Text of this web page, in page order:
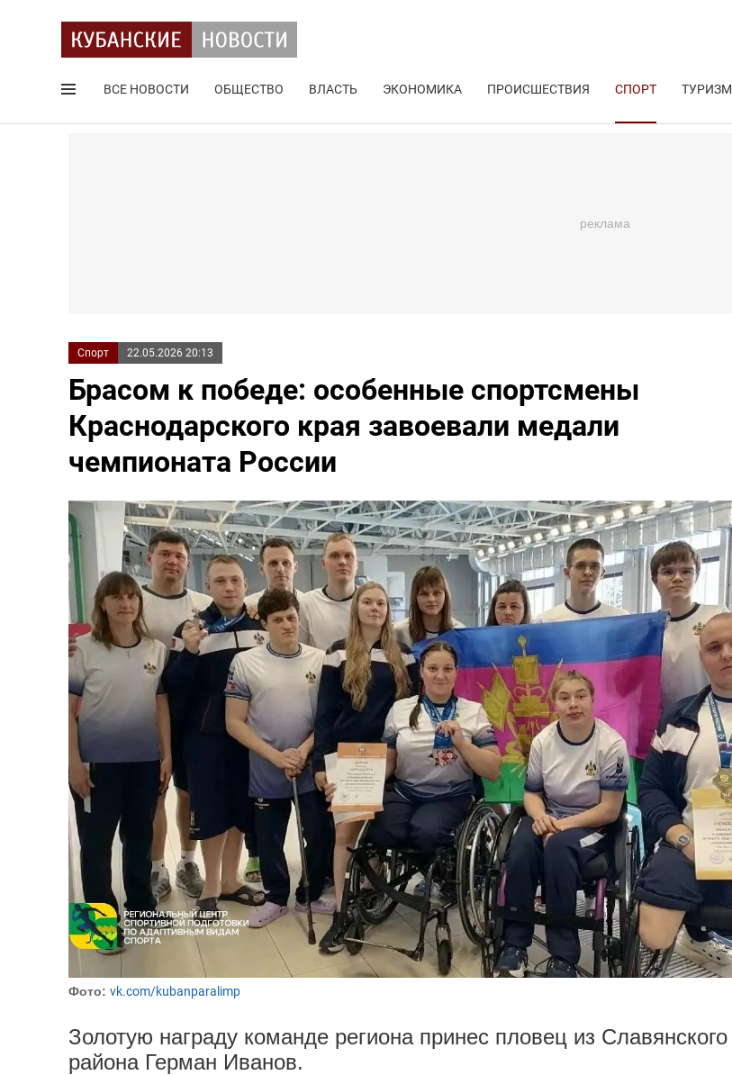
ВСЕ НОВОСТИ ОБЩЕСТВО ВЛАСТЬ ЭКОНОМИКА ПРОИСШЕСТВИЯ СПОРТ ТУРИЗМ
Спорт 22.05.2026 20:13
Брасом к победе: особенные спортсмены
Краснодарского края завоевали медали
чемпионата России
Фото: vk.com/kubanparalimp
Золотую награду команде региона принес пловец из Славянского
района Герман Иванов.